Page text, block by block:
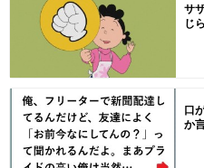
サ
じ
口
か